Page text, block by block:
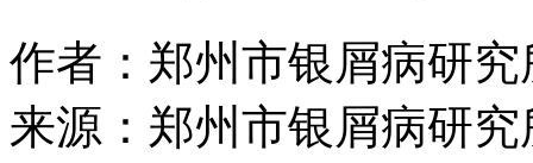
作者：郑州市银屑病研究
来源：郑州市银屑病研究